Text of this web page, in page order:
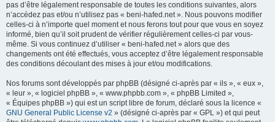
pas d’être légalement responsable de toutes les conditions suivantes, alors
n’accédez pas et/ou n’utilisez pas « beni-hafed.net ». Nous pouvons modifier
celles-ci à n’importe quel moment et nous ferons tout pour que vous en soyez
informé, bien qu’il soit prudent de vérifier régulièrement celles-ci par vous-
même. Si vous continuez d’utiliser « beni-hafed.net » alors que des
changements ont été effectués, vous acceptez d’être légalement responsable
des conditions découlant des mises à jour et/ou modifications.
Nos forums sont développés par phpBB (désigné ci-après par « ils », « eux »,
« leur », « logiciel phpBB », « www.phpbb.com », « phpBB Limited »,
« Équipes phpBB ») qui est un script libre de forum, déclaré sous la licence «
GNU General Public License v2 » (désigné ci-après par « GPL ») et qui peut